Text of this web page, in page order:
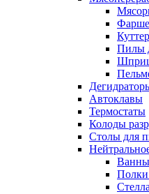
Пилы
Автоклавы
Термостаты
Колоды
Столы для
Полки